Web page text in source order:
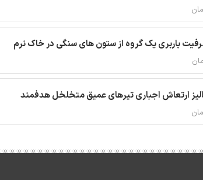
باربری یک گروه از ستون های سنگی در خاک نرم
ارتعاش اجباری تیرهای عمیق متخلخل هدفمند